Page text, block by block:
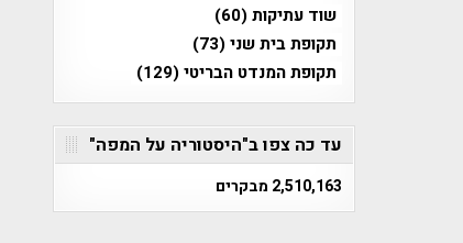
שוד עתיקות(60)
תקופת בית שני(73)
תקופת המנדט הבריטי(129)
עד כה צפו ב"היסטוריה על המפה"
2,510,163 מבקרים